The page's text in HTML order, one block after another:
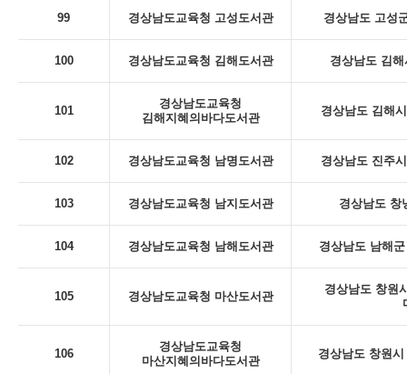
99 경상남도교육청 고성도서관 경상남도 고성
100 경상남도교육청 김해도서관 경상남도 김
101
경상남도교육청
김해지혜의바다도서관
경상남도 김해
102 경상남도교육청 남명도서관 경상남도 진주
103 경상남도교육청 남지도서관 경상남도 창
104 경상남도교육청 남해도서관 경상남도 남해
105 경상남도교육청 마산도서관
경상남도 창원
106
경상남도교육청
마산지혜의바다도서관
경상남도 창원